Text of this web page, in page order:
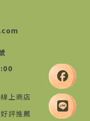
線上商店
好評推薦